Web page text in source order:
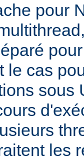
pour
le cas
sous
les